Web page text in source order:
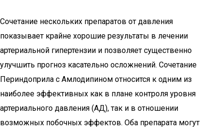
Сочетание нескольких препаратов от давления
показывает крайне хорошие результаты в лечении
артериальной гипертензии и позволяет существенно
улучшить прогноз касательно осложнений. Сочетание
Периндоприла с Амлодипином относится к одним из
наиболее эффективных как в плане контроля уровня
артериального давления (АД), так и в отношении
возможных побочных эффектов. Оба препарата могут